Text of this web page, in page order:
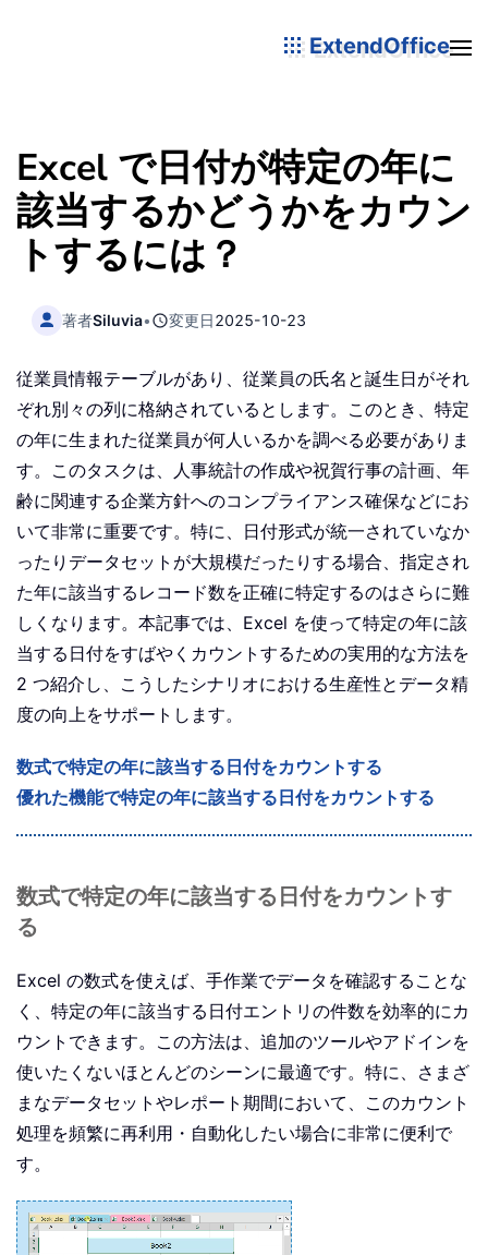
ExtendOffice
Excel で日付が特定の年に
該当するかどうかをカウン
トするには？
著者Siluvia• 変更日2025-10-23
従業員情報テーブルがあり、従業員の氏名と誕生日がそれ
ぞれ別々の列に格納されているとします。このとき、特定
の年に生まれた従業員が何人いるかを調べる必要がありま
す。このタスクは、人事統計の作成や祝賀行事の計画、年
齢に関連する企業方針へのコンプライアンス確保などにお
いて非常に重要です。特に、日付形式が統一されていなか
ったりデータセットが大規模だったりする場合、指定され
た年に該当するレコード数を正確に特定するのはさらに難
しくなります。本記事では、Excel を使って特定の年に該
当する日付をすばやくカウントするための実用的な方法を
2 つ紹介し、こうしたシナリオにおける生産性とデータ精
度の向上をサポートします。
数式で特定の年に該当する日付をカウントする
優れた機能で特定の年に該当する日付をカウントする
数式で特定の年に該当する日付をカウントす
る
Excel の数式を使えば、手作業でデータを確認することな
く、特定の年に該当する日付エントリの件数を効率的にカ
ウントできます。この方法は、追加のツールやアドインを
使いたくないほとんどのシーンに最適です。特に、さまざ
まなデータセットやレポート期間において、このカウント
処理を頻繁に再利用・自動化したい場合に非常に便利で
す。